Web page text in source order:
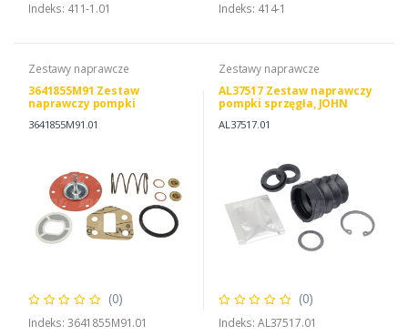
Indeks: 411-1.01 Indeks: 414-1
Zestawy naprawcze
3641855M91 Zestaw
naprawczy pompki
3641855M91.01
(0)
Indeks: 3641855M91.01
Zestawy naprawcze
AL37517 Zestaw naprawczy
pompki sprzęgła, JOHN
AL37517.01
(0)
Indeks: AL37517.01